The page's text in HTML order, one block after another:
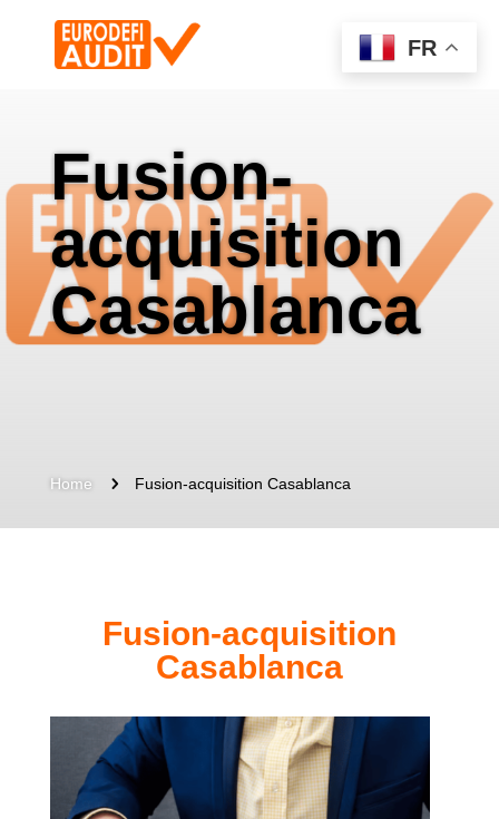
Fusion-
acquisition
Casablanca
Home 5 Fusion-acquisition Casablanca
Fusion-acquisition
Casablanca
FR